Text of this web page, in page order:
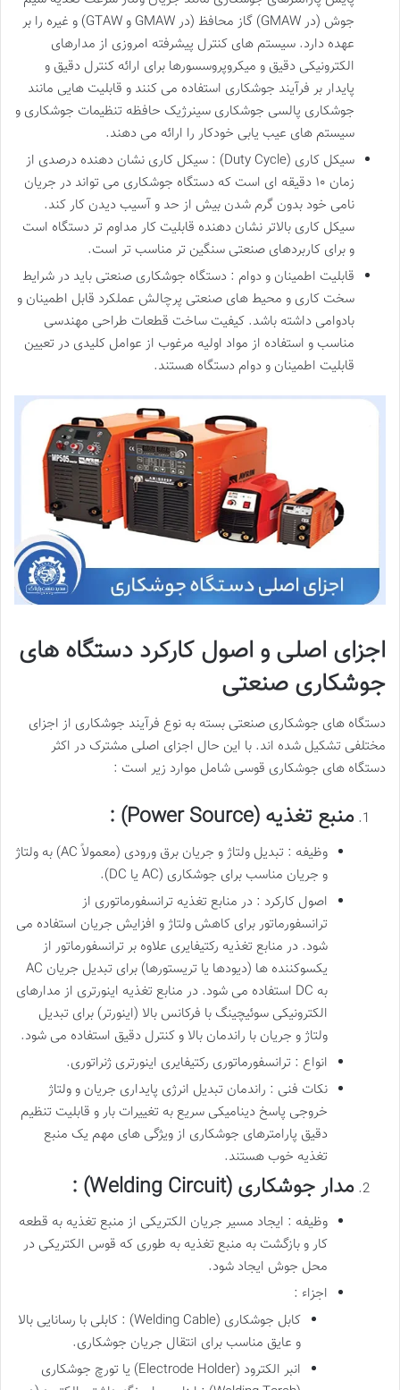
جوش (در GMAW) گاز محافظ (در GMAW و GTAW) و غیره را بر
عهده دارد. سیستم های کنترل پیشرفته امروزی از مدارهای
الکترونیکی دقیق و میکروپروسسورها برای ارائه کنترل دقیق و
پایدار بر فرآیند جوشکاری استفاده می کنند و قابلیت هایی مانند
جوشکاری پالسی جوشکاری سینرژیک حافظه تنظیمات جوشکاری و
سیستم های عیب یابی خودکار را ارائه می دهند.
سیکل کاری (Duty Cycle) : سیکل کاری نشان دهنده درصدی از
زمان ۱۰ دقیقه ای است که دستگاه جوشکاری می تواند در جریان
نامی خود بدون گرم شدن بیش از حد و آسیب دیدن کار کند.
سیکل کاری بالاتر نشان دهنده قابلیت کار مداوم تر دستگاه است
و برای کاربردهای صنعتی سنگین تر مناسب تر است.
قابلیت اطمینان و دوام : دستگاه جوشکاری صنعتی باید در شرایط
سخت کاری و محیط های صنعتی پرچالش عملکرد قابل اطمینان و
بادوامی داشته باشد. کیفیت ساخت قطعات طراحی مهندسی
مناسب و استفاده از مواد اولیه مرغوب از عوامل کلیدی در تعیین
قابلیت اطمینان و دوام دستگاه هستند.
اجزای اصلی و اصول کارکرد دستگاه های
جوشکاری صنعتی
دستگاه های جوشکاری صنعتی بسته به نوع فرآیند جوشکاری از اجزای
مختلفی تشکیل شده اند. با این حال اجزای اصلی مشترک در اکثر
دستگاه های جوشکاری قوسی شامل موارد زیر است :
منبع تغذیه (Power Source) :
وظیفه : تبدیل ولتاژ و جریان برق ورودی (معمولاً AC) به ولتاژ
و جریان مناسب برای جوشکاری (AC یا DC).
اصول کارکرد : در منابع تغذیه ترانسفورماتوری از
ترانسفورماتور برای کاهش ولتاژ و افزایش جریان استفاده می
شود. در منابع تغذیه رکتیفایری علاوه بر ترانسفورماتور از
یکسوکننده ها (دیودها یا تریستورها) برای تبدیل جریان AC
به DC استفاده می شود. در منابع تغذیه اینورتری از مدارهای
الکترونیکی سوئیچینگ با فرکانس بالا (اینورتر) برای تبدیل
ولتاژ و جریان با راندمان بالا و کنترل دقیق استفاده می شود.
انواع : ترانسفورماتوری رکتیفایری اینورتری ژنراتوری.
نکات فنی : راندمان تبدیل انرژی پایداری جریان و ولتاژ
خروجی پاسخ دینامیکی سریع به تغییرات بار و قابلیت تنظیم
دقیق پارامترهای جوشکاری از ویژگی های مهم یک منبع
تغذیه خوب هستند.
مدار جوشکاری (Welding Circuit) :
وظیفه : ایجاد مسیر جریان الکتریکی از منبع تغذیه به قطعه
کار و بازگشت به منبع تغذیه به طوری که قوس الکتریکی در
محل جوش ایجاد شود.
اجزاء :
کابل جوشکاری (Welding Cable) : کابلی با رسانایی بالا
و عایق مناسب برای انتقال جریان جوشکاری.
انبر الکترود (Electrode Holder) یا تورچ جوشکاری